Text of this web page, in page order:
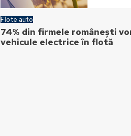
Flote auto
74% din firmele românești
vehicule electrice în flotă